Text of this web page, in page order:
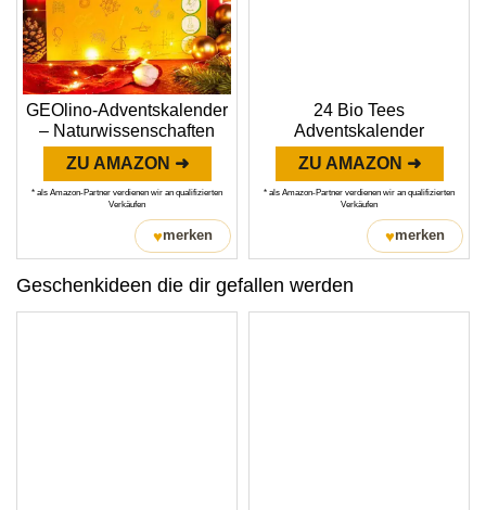
GEOlino-Adventskalender
– Naturwissenschaften
ZU AMAZON ➜
* als Amazon-Partner verdienen wir an qualifizierten
Verkäufen
♥merken
24 Bio Tees
Adventskalender
ZU AMAZON ➜
* als Amazon-Partner verdienen wir an qualifizierten
Verkäufen
♥merken
Geschenkideen die dir gefallen werden